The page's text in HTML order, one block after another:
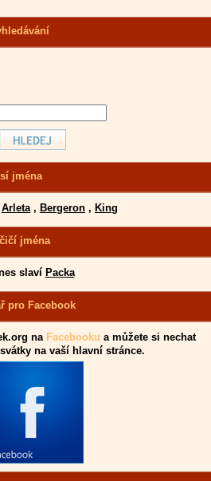
jména
Arleta, Bergeron , King
jména
slaví Packa
pro Facebook
na Facebooku a můžete si nechat
na vaší hlavní stránce.